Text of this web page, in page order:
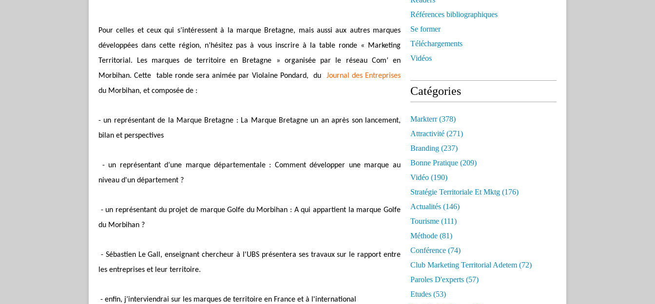
Pour celles et ceux qui s’intéressent à la marque Bretagne, mais aussi aux autres marques
développées dans cette région, n’hésitez pas à vous inscrire à la table ronde « Marketing
Territorial. Les marques de territoire en Bretagne » organisée par le réseau Com’ en
Morbihan. Cette table ronde sera animée par Violaine Pondard, du
Journal des Entreprises
du Morbihan, et composée de :
- un représentant de la Marque Bretagne : La Marque Bretagne un an après son lancement,
bilan et perspectives
- un représentant d’une marque départementale : Comment développer une marque au
niveau d'un département ?
- un représentant du projet de marque Golfe du Morbihan : A qui appartient la marque Golfe
du Morbihan ?
- Sébastien Le Gall, enseignant chercheur à l'UBS présentera ses travaux sur le rapport entre
les entreprises et leur territoire.
- enfin, j’interviendrai sur les marques de territoire en France et à l'international
Références bibliographiques
Se former
Téléchargements
Vidéos
Catégories
Markterr(378)
Attractivité (271)
Branding (237)
Bonne Pratique (209)
Vidéo (190)
Stratégie Territoriale Et Mktg (176)
Actualités (146)
Tourisme (111)
Méthode (81)
Conférence (74)
Club Marketing Territorial Adetem (72)
Paroles D'experts (57)
Etudes (53)